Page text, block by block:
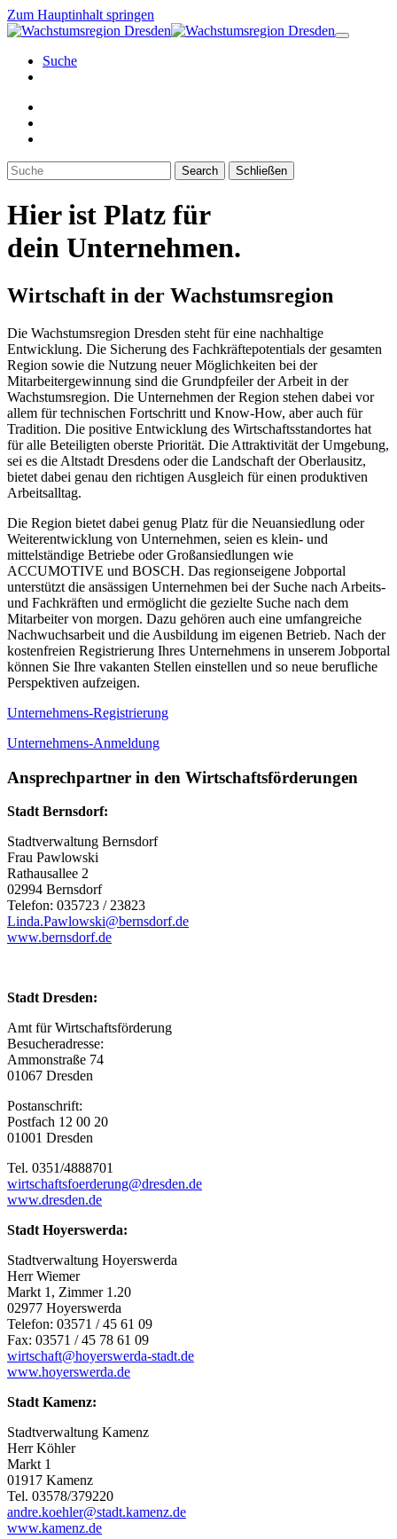
Zum Hauptinhalt springen
Suche
Search Schließen
Hier ist Platz für
dein Unternehmen.
Wirtschaft in der Wachstumsregion
Die Wachstumsregion Dresden steht für eine nachhaltige
Entwicklung. Die Sicherung des Fachkräftepotentials der gesamten
Region sowie die Nutzung neuer Möglichkeiten bei der
Mitarbeitergewinnung sind die Grundpfeiler der Arbeit in der
Wachstumsregion. Die Unternehmen der Region stehen dabei vor
allem für technischen Fortschritt und Know-How, aber auch für
Tradition. Die positive Entwicklung des Wirtschaftsstandortes hat
für alle Beteiligten oberste Priorität. Die Attraktivität der Umgebung,
sei es die Altstadt Dresdens oder die Landschaft der Oberlausitz,
bietet dabei genau den richtigen Ausgleich für einen produktiven
Arbeitsalltag.
Die Region bietet dabei genug Platz für die Neuansiedlung oder
Weiterentwicklung von Unternehmen, seien es klein- und
mittelständige Betriebe oder Großansiedlungen wie
ACCUMOTIVE und BOSCH. Das regionseigene Jobportal
unterstützt die ansässigen Unternehmen bei der Suche nach Arbeits-
und Fachkräften und ermöglicht die gezielte Suche nach dem
Mitarbeiter von morgen. Dazu gehören auch eine umfangreiche
Nachwuchsarbeit und die Ausbildung im eigenen Betrieb. Nach der
kostenfreien Registrierung Ihres Unternehmens in unserem Jobportal
können Sie Ihre vakanten Stellen einstellen und so neue berufliche
Perspektiven aufzeigen.
Unternehmens-Registrierung
Unternehmens-Anmeldung
Ansprechpartner in den Wirtschaftsförderungen
Stadt Bernsdorf:
Stadtverwaltung Bernsdorf
Frau Pawlowski
Rathausallee 2
02994 Bernsdorf
Telefon: 035723 / 23823
Linda.Pawlowski@bernsdorf.de
www.bernsdorf.de
Stadt Dresden:
Amt für Wirtschaftsförderung
Besucheradresse:
Ammonstraße 74
01067 Dresden
Postanschrift:
Postfach 12 00 20
01001 Dresden
Tel. 0351/4888701
wirtschaftsfoerderung@dresden.de
www.dresden.de
Stadt Hoyerswerda:
Stadtverwaltung Hoyerswerda
Herr Wiemer
Markt 1, Zimmer 1.20
02977 Hoyerswerda
Telefon: 03571 / 45 61 09
Fax: 03571 / 45 78 61 09
wirtschaft@hoyerswerda-stadt.de
www.hoyerswerda.de
Stadt Kamenz:
Stadtverwaltung Kamenz
Herr Köhler
Markt 1
01917 Kamenz
Tel. 03578/379220
andre.koehler@stadt.kamenz.de
www.kamenz.de